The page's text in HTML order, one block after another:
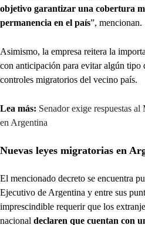
objetivo garantizar una cobertura
permanencia en el país”, mencionan.
Asimismo, la empresa reitera la
con anticipación para evitar algún tipo
controles migratorios del vecino país.
Lea más: Senador exige respuestas
en Argentina
Nuevas leyes migratorias en
El mencionado decreto se encuentra
Ejecutivo de Argentina y entre sus
imprescindible requerir que los
nacional declaren que cuentan con